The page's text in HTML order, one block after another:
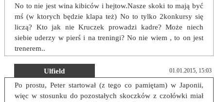
No to nie jest wina kibiców i hejtow.Nasze skoki to mają być
mś (w ktorych będzie klapa też) No to tylko 2konkursy się
liczą? Kto jak nie Kruczek prowadzi kadre? Może niech
siebie uderzy w pierś i na treningi? No nie wiem , to on jest
trenerem..
Ulfield 01.01.2015, 15:03
Po prostu, Peter startował (z tego co pamiętam) w Japonii,
więc w stosunku do pozostałych skoczków z czołówki miał